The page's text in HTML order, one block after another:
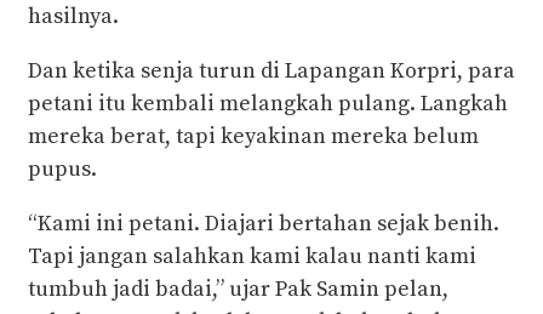
hasilnya.
Dan ketika senja turun di Lapangan Korpri, para
petani itu kembali melangkah pulang. Langkah
mereka berat, tapi keyakinan mereka belum
pupus.
“Kami ini petani. Diajari bertahan sejak benih.
Tapi jangan salahkan kami kalau nanti kami
tumbuh jadi badai,” ujar Pak Samin pelan,